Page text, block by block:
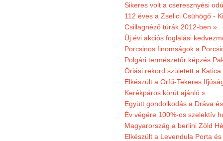
Sikeres volt a cseresznyési
112 éves a Zselici Csühögő -
Csillagnéző túrák 2012-ben »
Új évi akciós foglalási
Porcsinos finomságok a
Polgári természetőr képzés
Óriási rekord született a Katica
Elkészült a Orfű-Tekeres
Kerékpáros körút ajánló »
Együtt gondolkodás a Dráva
Év végére 100%-os szelektív
Magyarország a berlini Zöld
Elkészült a Levendula Porta